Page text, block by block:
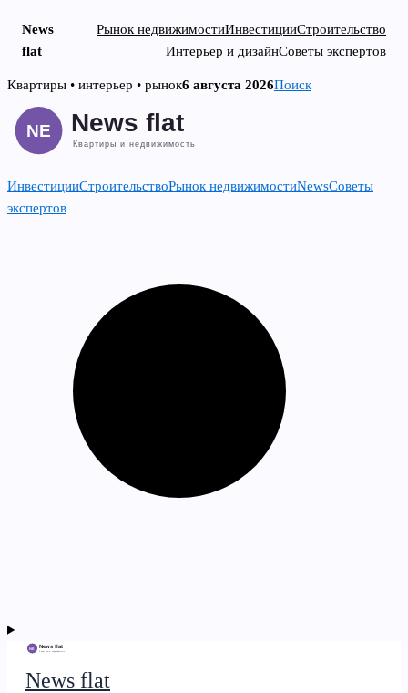
News
flat
Рынок недвижимостиИнвестицииСтроительство
Интерьер и дизайнСоветы экспертов
Skip
content
Квартиры • интерьер • рынок6 августа 2026Поиск
ИнвестицииСтроительствоРынок недвижимостиNewsСоветы
экспертов
News flat